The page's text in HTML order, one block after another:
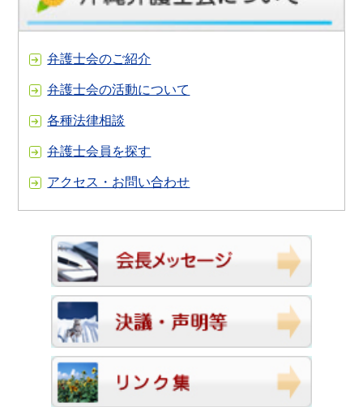
弁護士会のご紹介
弁護士会の活動について
各種法律相談
弁護士会員を探す
アクセス・お問い合わせ